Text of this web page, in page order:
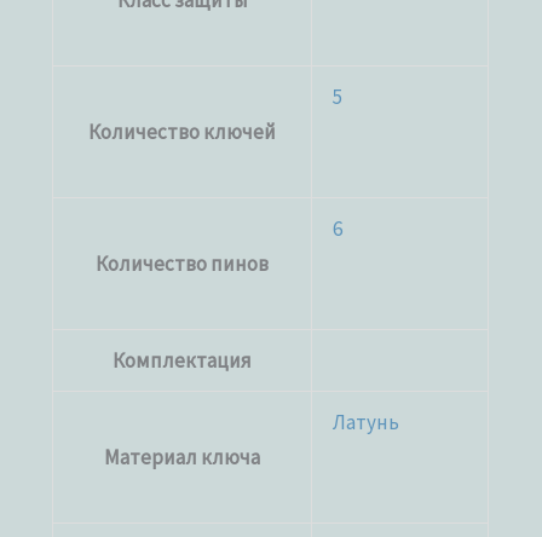
Количество ключей
5
Количество пинов
6
Комплектация
Материал ключа
Латунь